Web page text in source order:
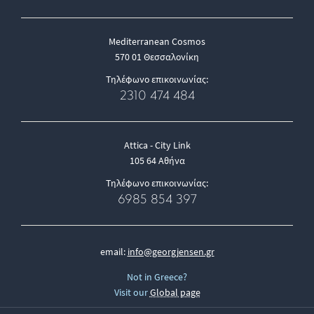
Mediterranean Cosmos
570 01 Θεσσαλονίκη
Τηλέφωνο επικοινωνίας:
2310 474 484
Attica - City Link
105 64 Αθήνα
Τηλέφωνο επικοινωνίας:
6985 854 397
email: info@georgjensen.gr
Not in Greece?
Visit ourGlobal page